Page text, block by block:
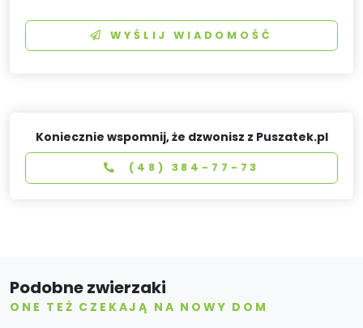
WYŚLIJ WIADOMOŚĆ
Koniecznie wspomnij, że dzwonisz z Puszatek.pl
(48) 384-77-73
Podobne zwierzaki
ONE TEŻ CZEKAJĄ NA NOWY DOM